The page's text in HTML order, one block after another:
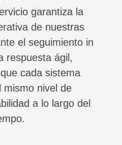
garantiza la
de nuestras
el seguimiento in
respuesta ágil,
cada sistema
mismo nivel de
a lo largo del